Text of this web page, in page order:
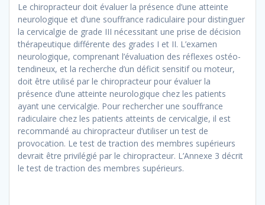
Le chiropracteur doit évaluer la présence d’une atteinte
neurologique et d’une souffrance radiculaire pour distinguer
la cervicalgie de grade III nécessitant une prise de décision
thérapeutique différente des grades I et II. L’examen
neurologique, comprenant l’évaluation des réflexes ostéo-
tendineux, et la recherche d’un déficit sensitif ou moteur,
doit être utilisé par le chiropracteur pour évaluer la
présence d’une atteinte neurologique chez les patients
ayant une cervicalgie. Pour rechercher une souffrance
radiculaire chez les patients atteints de cervicalgie, il est
recommandé au chiropracteur d’utiliser un test de
provocation. Le test de traction des membres supérieurs
devrait être privilégié par le chiropracteur. L’Annexe 3 décrit
le test de traction des membres supérieurs.